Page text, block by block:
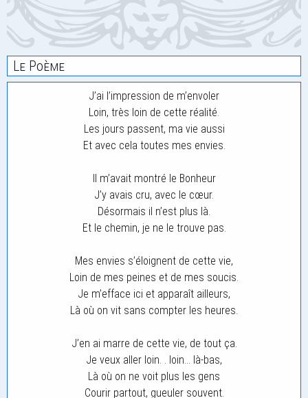
Le Poème
J’ai l’impression de m’envoler
Loin, très loin de cette réalité.
Les jours passent, ma vie aussi
Et avec cela toutes mes envies.
Il m’avait montré le Bonheur
J’y avais cru, avec le cœur.
Désormais il n’est plus là.
Et le chemin, je ne le trouve pas.
Mes envies s’éloignent de cette vie,
Loin de mes peines et de mes soucis.
Je m’efface ici et apparaît ailleurs,
Là où on vit sans compter les heures.
J’en ai marre de cette vie, de tout ça.
Je veux aller loin. . loin… là-bas,
Là où on ne voit plus les gens
Courir partout, gueuler souvent.